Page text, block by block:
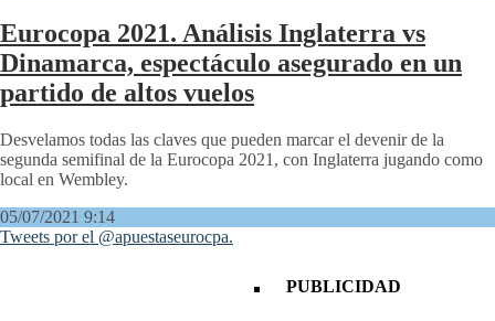
Eurocopa 2021. Análisis Inglaterra vs
Dinamarca, espectáculo asegurado en un
partido de altos vuelos
Desvelamos todas las claves que pueden marcar el devenir de la
segunda semifinal de la Eurocopa 2021, con Inglaterra jugando como
local en Wembley.
05/07/2021 9:14
Tweets por el @apuestaseurocpa.
PUBLICIDAD